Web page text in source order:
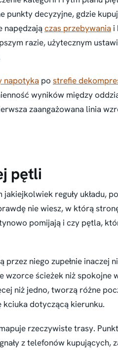
punkty decyzyjne, gdzie
napędzajączas przebywania i
razie, użytecznym
napotyka po strefie
wyników między
zaangażowana linia
pętli
reguły układu,
nie wiesz, w którą
pomijają i czy pętla,
przez niego zupełnie inaczej
wzorce ścieżek niż spokojne
niż jedno, tworzą różne
kciuka dotyczącą kierunku.
rzeczywiste trasy.
z telefonów kupujących,